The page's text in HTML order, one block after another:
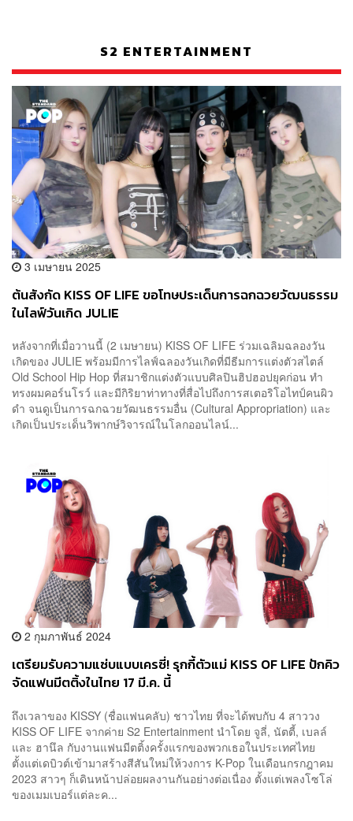
S2 ENTERTAINMENT
3 เมษายน 2025
ต้นสังกัด KISS OF LIFE ขอโทษประเด็นการฉกฉวยวัฒนธรรม
ในไลฟ์วันเกิด JULIE
หลังจากที่เมื่อวานนี้ (2 เมษายน) KISS OF LIFE ร่วมเฉลิมฉลองวัน
เกิดของ JULIE พร้อมมีการไลฟ์ฉลองวันเกิดที่มีธีมการแต่งตัวสไตล์
Old School Hip Hop ที่สมาชิกแต่งตัวแบบศิลปินฮิปฮอปยุคก่อน ทำ
ทรงผมคอร์นโรว์ และมีกิริยาท่าทางที่สื่อไปถึงการสเตอริโอไทป์คนผิว
ดำ จนดูเป็นการฉกฉวยวัฒนธรรมอื่น (Cultural Appropriation) และ
เกิดเป็นประเด็นวิพากษ์วิจารณ์ในโลกออนไลน์...
2 กุมภาพันธ์ 2024
เตรียมรับความแซ่บแบบเครซี่! รุกกี้ตัวแม่ KISS OF LIFE ปักคิว
จัดแฟนมีตติ้งในไทย 17 มี.ค. นี้
ถึงเวลาของ KISSY (ชื่อแฟนคลับ) ชาวไทย ที่จะได้พบกับ 4 สาววง
KISS OF LIFE จากค่าย S2 Entertainment นำโดย จูลี่, นัตตี้, เบลล์
และ ฮานึล กับงานแฟนมีตติ้งครั้งแรกของพวกเธอในประเทศไทย
ตั้งแต่เดบิวต์เข้ามาสร้างสีสันใหม่ให้วงการ K-Pop ในเดือนกรกฎาคม
2023 สาวๆ ก็เดินหน้าปล่อยผลงานกันอย่างต่อเนื่อง ตั้งแต่เพลงโซโล่
ของเมมเบอร์แต่ละค...